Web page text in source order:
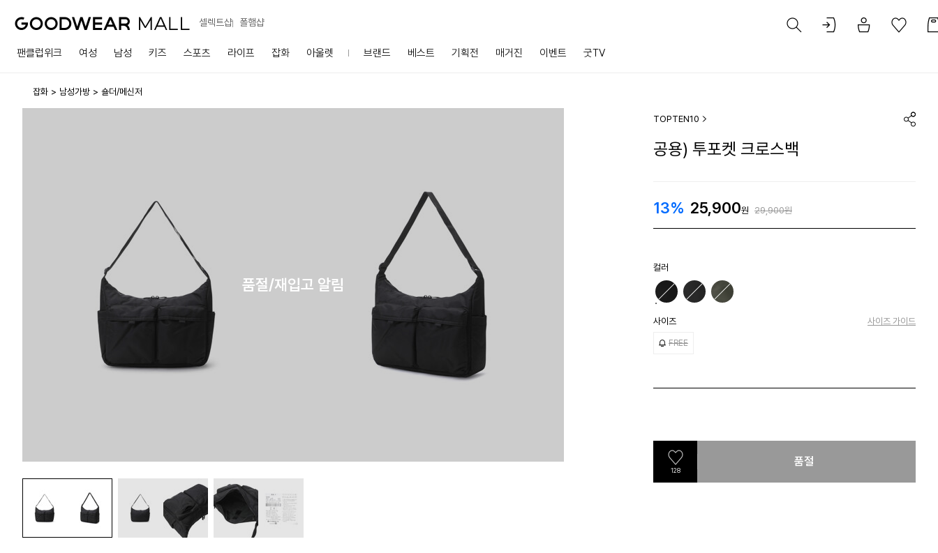
셀렉트샵 폴햄샵
팬클럽위크 여성 남성 키즈 스포츠 라이프 잡화 아울렛 브랜드 베스트 기획전 매거진 이벤트 굿TV
잡화 남성가방 숄더/메신저
품절/재입고 알림
TOPTEN10
공용) 투포켓 크로스백
13% 25,900원 29,900원
컬러
사이즈 사이즈 가이드
FREE
128
품절